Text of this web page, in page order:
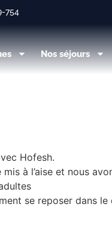
754
Nos séjours
Hofesh.
à l’aise et nous
se reposer dans